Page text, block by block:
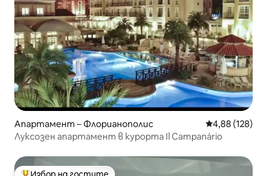
Апартамент – Флорианополис Средна
4,88 (128)
Луксозен апартамент в курорта Il Campanário